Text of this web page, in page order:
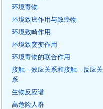
环境毒物
环境致癌作用与致癌物
环境致畸作用
环境致突变作用
环境毒物的联合作用
接触—效应关系和接触—反应关
系
生物反应谱
高危险人群